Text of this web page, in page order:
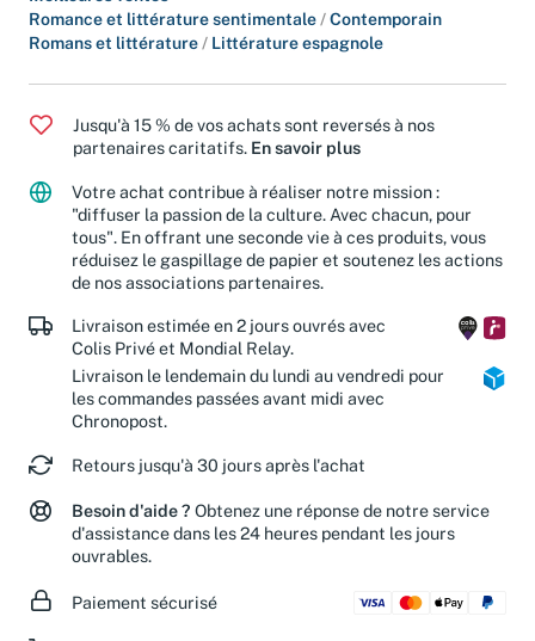
Meilleures ventes
Romance et littérature sentimentale/ Contemporain
Jusqu'à 15 % de vos achats sont reversés à nos
partenaires caritatifs.
En savoir plus
Votre achat contribue à réaliser notre mission :
"diffuser la passion de la culture. Avec chacun, pour
tous". En offrant une seconde vie à ces produits, vous
réduisez le gaspillage de papier et soutenez les actions
de nos associations partenaires.
Livraison estimée en 2 jours ouvrés avec
Colis Privé et Mondial Relay.
Livraison le lendemain du lundi au vendredi pour
les commandes passées avant midi avec
Retours jusqu'à 30 jours après l'achat
Besoin d'aide ?Obtenez une réponse de notre service
d'assistance dans les 24 heures pendant les jours